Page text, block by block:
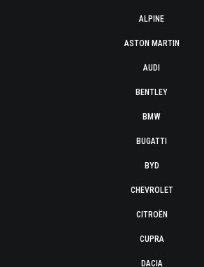
ALPINE
ASTON MARTIN
AUDI
BENTLEY
BMW
BUGATTI
BYD
CHEVROLET
CITROËN
CUPRA
DACIA